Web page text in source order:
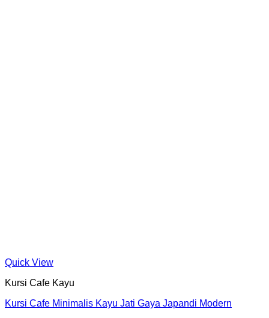
Quick View
Kursi Cafe Kayu
Kursi Cafe Minimalis Kayu Jati Gaya Japandi Modern